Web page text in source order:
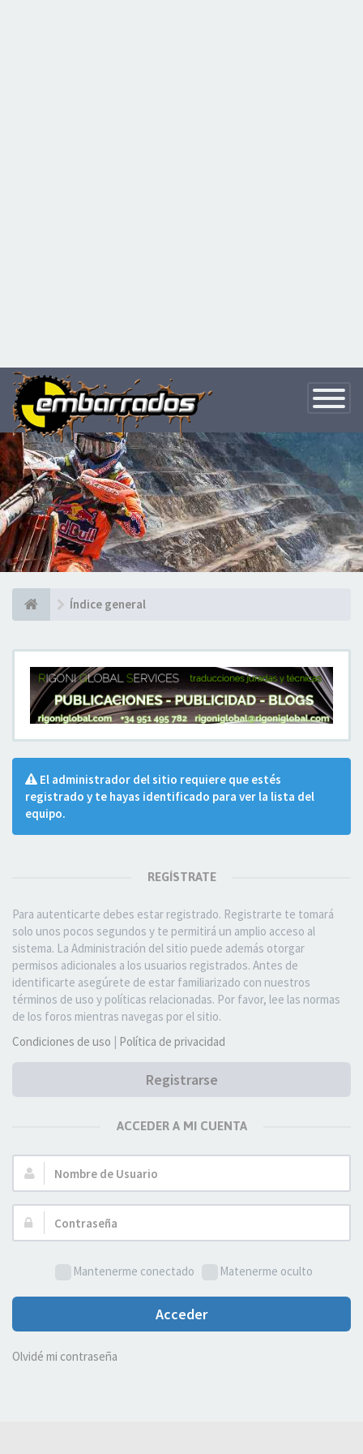
Toggle
Índice general
El administrador del sitio requiere que estés
registrado y te hayas identificado para ver la lista del
equipo.
REGÍSTRATE
Para autenticarte debes estar registrado. Registrarte te tomará
solo unos pocos segundos y te permitirá un amplio acceso al
sistema. La Administración del sitio puede además otorgar
permisos adicionales a los usuarios registrados. Antes de
identificarte asegúrete de estar familiarizado con nuestros
términos de uso y políticas relacionadas. Por favor, lee las normas
de los foros mientras navegas por el sitio.
Condiciones de uso | Política de privacidad
Registrarse
ACCEDER A MI CUENTA
Nombre
de
Usuario:
Contraseña:
Mantenerme conectado Matenerme oculto
Acceder
Olvidé mi contraseña